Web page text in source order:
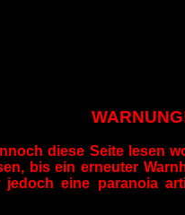
diese Seite lesen
bis ein erneuter
jedoch eine paranoia